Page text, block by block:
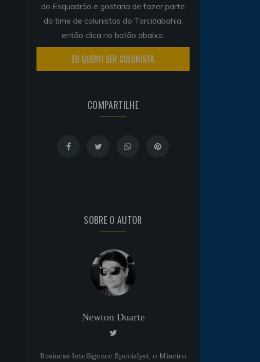
do Esquadrão e gostaria de fazer parte
do time de colunistas do Torcidabahia,
então clica no botão abaixo.
EU QUERO SER COLUNISTA
COMPARTILHE
SOBRE O AUTOR
Newton Duarte
Business Intelligence Specialyst, o Mineiro